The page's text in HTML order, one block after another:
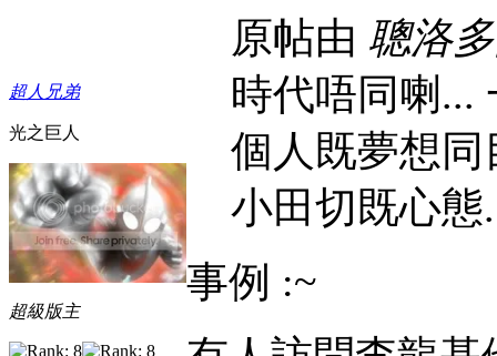
超人兄弟
光之巨人
超級版主
原帖由 聰洛
時代唔同喇...
個人既夢想
小田切既心態
事例 :~